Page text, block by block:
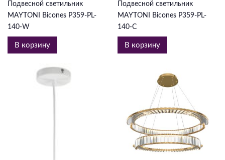
Подвесной светильник
MAYTONI Bicones P359-PL-
140-W
В корзину
Подвесной светильник
MAYTONI Bicones P359-PL-
140-C
В корзину